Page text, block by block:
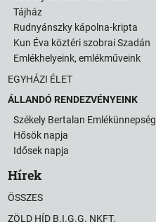
Tájház
Rudnyánszky kápolna-kripta
Kun Éva köztéri szobrai Szadán
Emlékhelyeink, emlékműveink
EGYHÁZI ÉLET
ÁLLANDÓ RENDEZVÉNYEINK
Székely Bertalan Emlékünnepség
Hősök napja
Idősek napja
Hírek
ÖSSZES
ZÖLD HÍD B.I.G.G. NKFT.